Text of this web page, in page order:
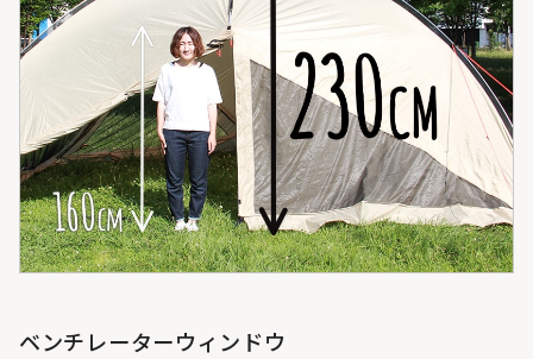
ベンチレーターウィンドウ